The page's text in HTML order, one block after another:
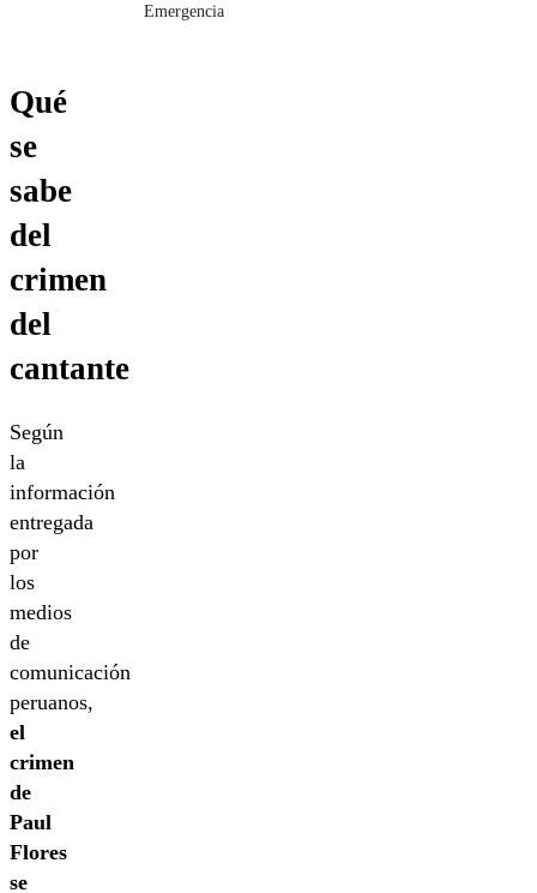
Emergencia
Qué
se
sabe
del
crimen
del
cantante
Según
la
información
entregada
por
los
medios
de
comunicación
peruanos,
el
crimen
de
Paul
Flores
se